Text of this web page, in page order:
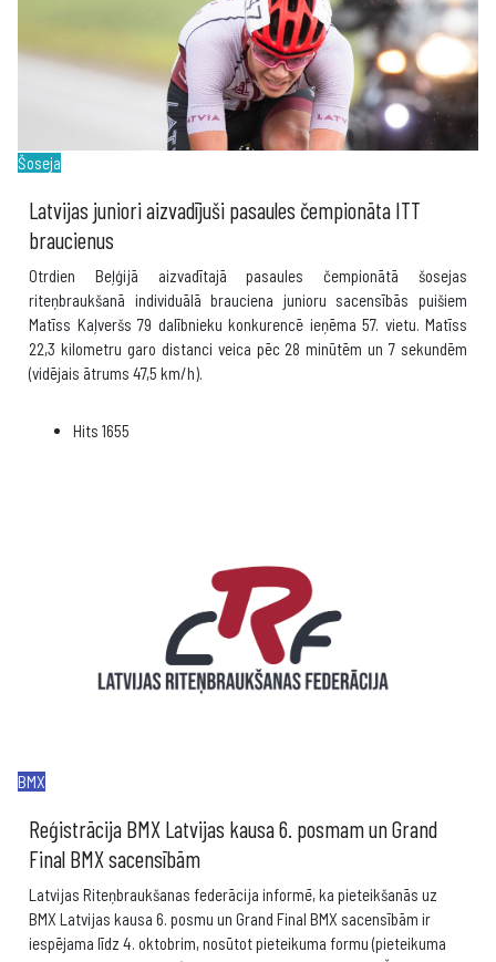
Šoseja
Latvijas juniori aizvadījuši pasaules čempionāta ITT
braucienus
Otrdien Beļģijā aizvadītajā pasaules čempionātā šosejas
riteņbraukšanā individuālā brauciena junioru sacensībās puišiem
Matīss Kaļveršs 79 dalībnieku konkurencē ieņēma 57. vietu. Matīss
22,3 kilometru garo distanci veica pēc 28 minūtēm un 7 sekundēm
(vidējais ātrums 47,5 km/h).
Hits 1655
BMX
Reģistrācija BMX Latvijas kausa 6. posmam un Grand
Final BMX sacensībām
Latvijas Riteņbraukšanas federācija informē, ka pieteikšanās uz
BMX Latvijas kausa 6. posmu un Grand Final BMX sacensībām ir
iespējama līdz 4. oktobrim, nosūtot pieteikuma formu (pieteikuma